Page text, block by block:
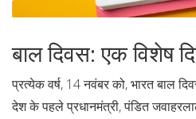
बाल दिवस: एक विशेष
प्रत्येक वर्ष, 14 नवंबर को, भारत बाल
देश के पहले प्रधानमंत्री, पंडित